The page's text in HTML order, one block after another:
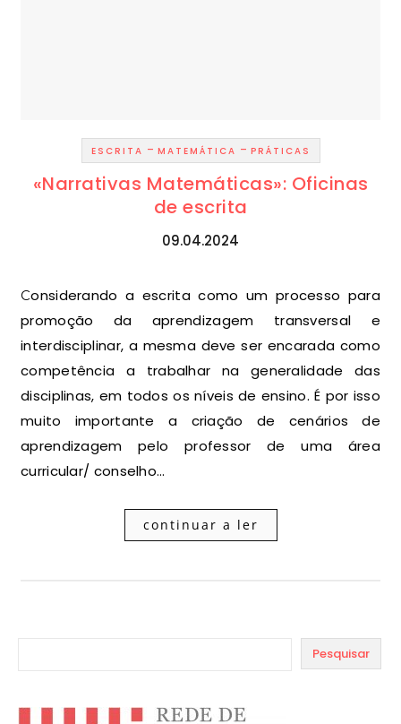
ESCRITA - MATEMÁTICA - PRÁTICAS
«Narrativas Matemáticas»: Oficinas
de escrita
09.04.2024
Considerando a escrita como um processo para
promoção da aprendizagem transversal e
interdisciplinar, a mesma deve ser encarada como
competência a trabalhar na generalidade das
disciplinas, em todos os níveis de ensino. É por isso
muito importante a criação de cenários de
aprendizagem pelo professor de uma área
curricular/ conselho…
continuar a ler
Pesquisar